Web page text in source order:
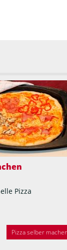
Pizza
Pizza selber machen